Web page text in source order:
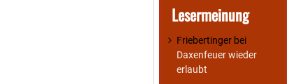
Lesermeinung
Friebertinger bei
Daxenfeuer wieder
erlaubt